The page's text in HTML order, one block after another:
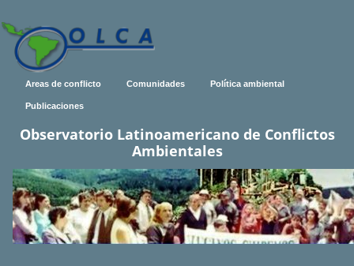
Areas de conflicto Comunidades Política ambiental
Publicaciones
Observatorio Latinoamericano de Conflictos
Ambientales